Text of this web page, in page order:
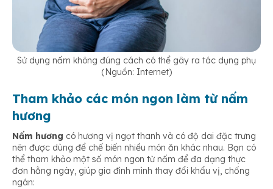
Sử dụng nấm không đúng cách có thể gây ra tác dụng phụ
(Nguồn: Internet)
Tham khảo các món ngon làm từ nấm
hương
Nấm hương có hương vị ngọt thanh và có độ dai đặc trưng
nên được dùng để chế biến nhiều món ăn khác nhau. Bạn có
thể tham khảo một số món ngon từ nấm để đa dạng thực
đơn hằng ngày, giúp gia đình mình thay đổi khẩu vị, chống
ngán: